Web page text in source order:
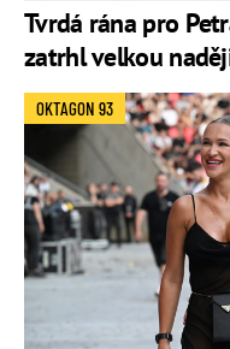
Tvrdá rána pro
zatrhl velkou
OKTAGON 93